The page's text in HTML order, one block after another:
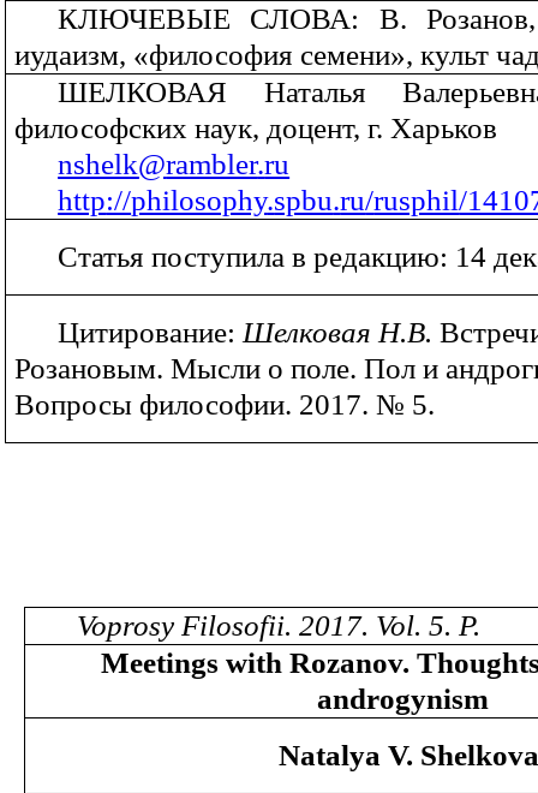
КЛЮЧЕВЫЕ СЛОВА: В. Розанов,
иудаизм, «философия семени», культ
ШЕЛКОВАЯ Наталья
философских наук, доцент, г. Харьков
nshelk@rambler.ru
http://philosophy.spbu.ru/rusphil/
Статья поступила в редакцию: 14
Цитирование:Шелковая Н.В.
Розановым. Мысли о поле. Пол и
Вопросы философии. 2017. № 5.
Voprosy Filosofii. 2017. Vol.5. P.
Meetings with Rozanov.
androgynism
Natalya V.